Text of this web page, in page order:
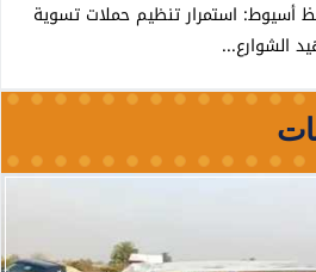
أسيوط: استمرار تنظيم حملات تسوية
الشوارع...